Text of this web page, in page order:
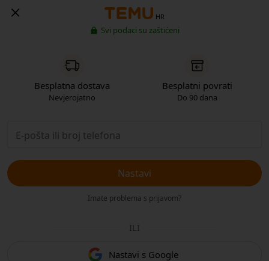
HR
Svi podaci su zaštićeni
Besplatna dostava
Nevjerojatno
Besplatni povrati
Do 90 dana
Nastavi
Imate problema s prijavom?
ILI
Nastavi s Google